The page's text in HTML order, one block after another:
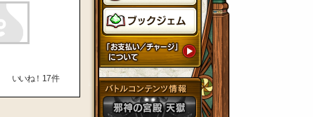
いいね！ 17件